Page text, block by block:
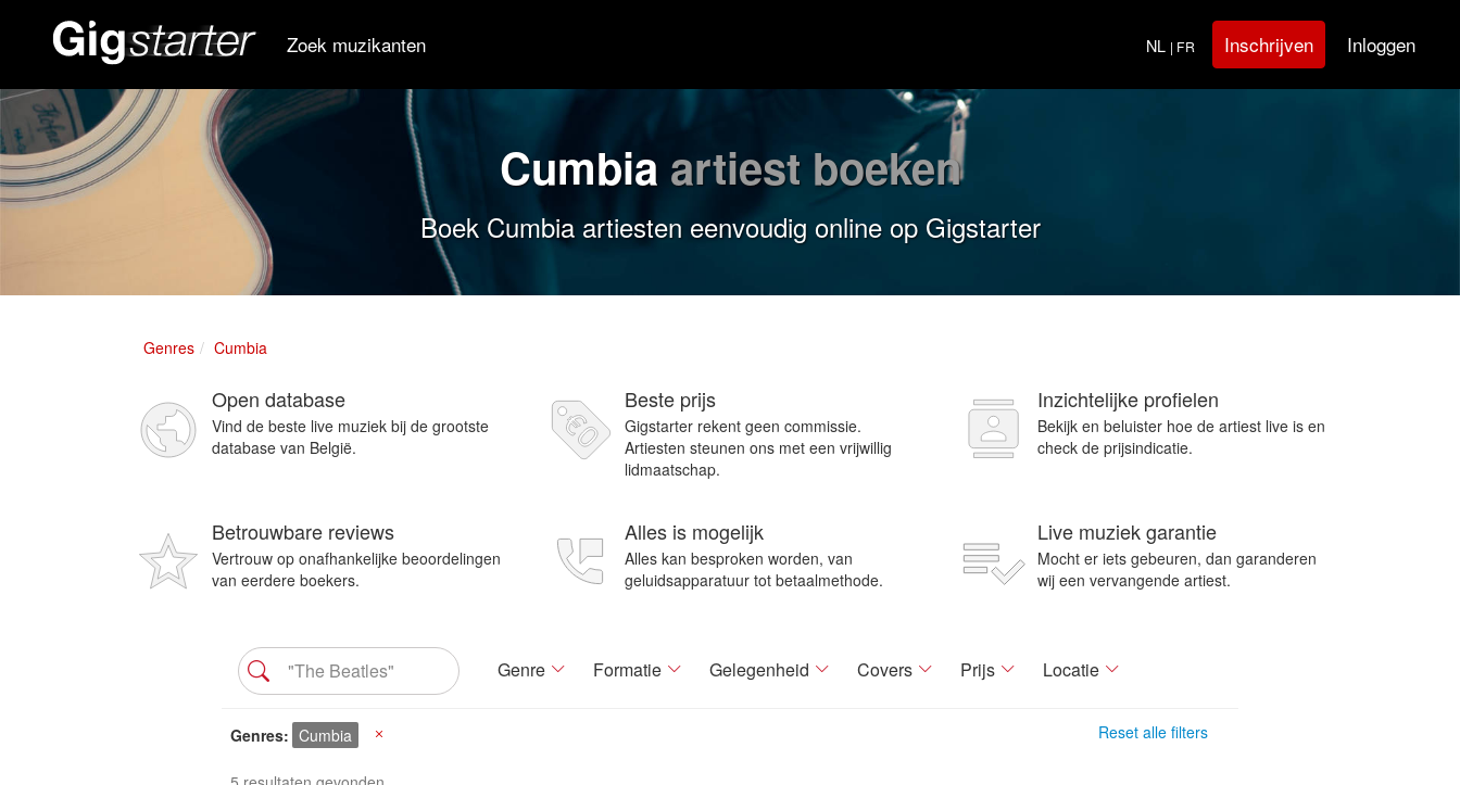
Zoek muzikanten NL | FR Inschrijven Inloggen
Cumbia artiest boeken
Boek Cumbia artiesten eenvoudig online op Gigstarter
Genres Cumbia
Open database
Vind de beste live muziek bij de grootste
database van België.
Beste prijs
Gigstarter rekent geen commissie.
Artiesten steunen ons met een vrijwillig
lidmaatschap.
Inzichtelijke profielen
Bekijk en beluister hoe de artiest live is en
check de prijsindicatie.
Betrouwbare reviews
Vertrouw op onafhankelijke beoordelingen
van eerdere boekers.
Alles is mogelijk
Alles kan besproken worden, van
geluidsapparatuur tot betaalmethode.
Live muziek garantie
Mocht er iets gebeuren, dan garanderen
wij een vervangende artiest.
Genre Formatie Gelegenheid Covers Prijs Locatie
Reset alle filters
Genres Cumbia